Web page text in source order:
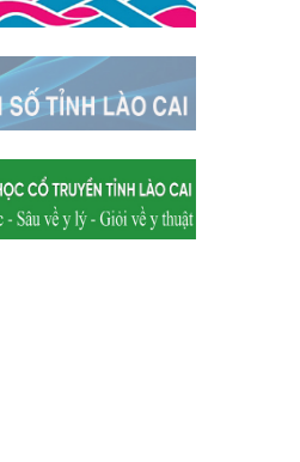
Xã Gia Phú
Xã Dền Sáng
Xã Nậm Chày
Xã Bát Xát